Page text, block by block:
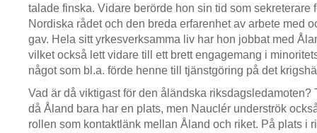
talade finska. Vidare berörde hon sin tid som sekreterare
Nordiska rådet och den breda erfarenhet av arbete med
gav. Hela sitt yrkesverksamma liv har hon jobbat med
vilket också lett vidare till ett brett engagemang i
något som bl.a. förde henne till tjänstgöring på det
Vad är då viktigast för den åländska riksdagsledamoten?
då Åland bara har en plats, men Nauclér underströk
rollen som kontaktlänk mellan Åland och riket. På plats i